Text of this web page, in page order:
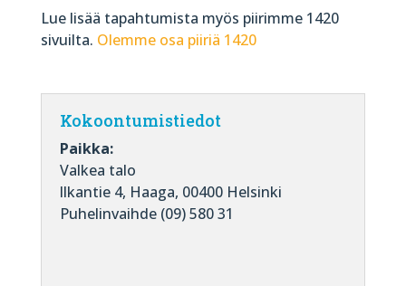
Lue lisää tapahtumista myös piirimme 1420
sivuilta. Olemme osa piiriä 1420
Kokoontumistiedot
Paikka:
Valkea talo
llkantie 4, Haaga, 00400 Helsinki
Puhelinvaihde (09) 580 31